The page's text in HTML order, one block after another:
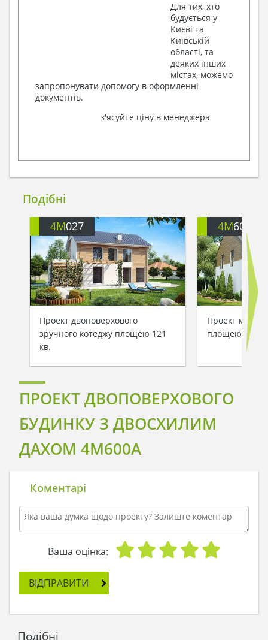
Для тих, хто
будується у
Києві та
Київській
області, та
деяких інших
містах, можемо
запропонувати допомогу в оформленні
документів.
з'ясуйте ціну в менеджера
Подібні
4M027
Проект двоповерхового
зручного котеджу площею 121
кв.
4M600
Проект
площею 204
ПРОЕКТ ДВОПОВЕРХОВОГО
БУДИНКУ З ДВОСХИЛИМ
ДАХОМ 4M600A
Коментарі
Ваша оцінка:
ВІДПРАВИТИ
Подібні